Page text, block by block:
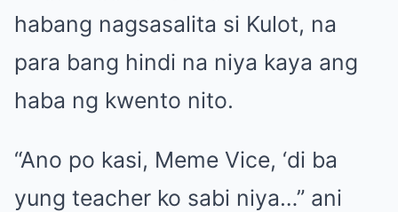
habang nagsasalita si Kulot, na
para bang hindi na niya kaya ang
haba ng kwento nito.
“Ano po kasi, Meme Vice, ‘di ba
yung teacher ko sabi niya…” ani